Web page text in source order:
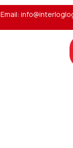
Email: